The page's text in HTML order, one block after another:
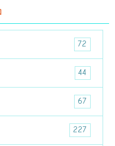
72
44
67
227